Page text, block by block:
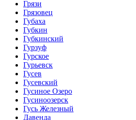
Грязи
Грязовец
Губаха
Губкин
Губкинский
Гурзуф
Гурское
Гурьевск
Гусев
Гусевский
Гусиное Озеро
Гусиноозерск
Гусь Железный
Давенда